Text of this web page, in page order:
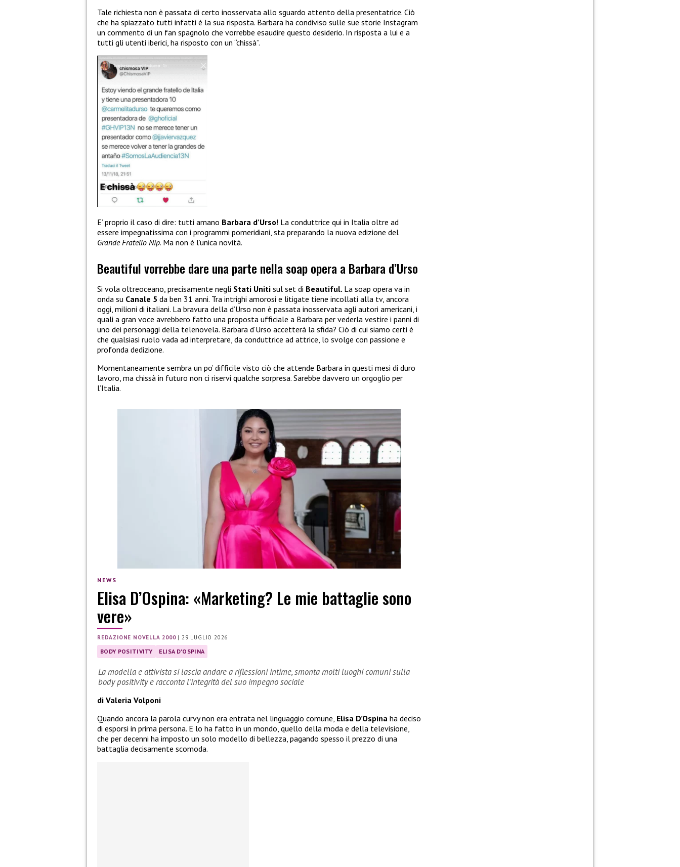
Tale richiesta non è passata di certo inosservata allo sguardo attento della presentatrice. Ciò
che ha spiazzato tutti infatti è la sua risposta. Barbara ha condiviso sulle sue storie Instagram
un commento di un fan spagnolo che vorrebbe esaudire questo desiderio. In risposta a lui e a
tutti gli utenti iberici, ha risposto con un “chissà”.
E’ proprio il caso di dire: tutti amano Barbara d’Urso! La conduttrice qui in Italia oltre ad
essere impegnatissima con i programmi pomeridiani, sta preparando la nuova edizione del
Grande Fratello Nip. Ma non è l’unica novità.
Beautiful vorrebbe dare una parte nella soap opera a Barbara d’Urso
Si vola oltreoceano, precisamente negli Stati Uniti sul set di Beautiful. La soap opera va in
onda su Canale 5 da ben 31 anni. Tra intrighi amorosi e litigate tiene incollati alla tv, ancora
oggi, milioni di italiani. La bravura della d’Urso non è passata inosservata agli autori americani, i
quali a gran voce avrebbero fatto una proposta ufficiale a Barbara per vederla vestire i panni di
uno dei personaggi della telenovela. Barbara d’Urso accetterà la sfida? Ciò di cui siamo certi è
che qualsiasi ruolo vada ad interpretare, da conduttrice ad attrice, lo svolge con passione e
profonda dedizione.
Momentaneamente sembra un po’ difficile visto ciò che attende Barbara in questi mesi di duro
lavoro, ma chissà in futuro non ci riservi qualche sorpresa. Sarebbe davvero un orgoglio per
l’Italia.
NEWS
Elisa D’Ospina: «Marketing? Le mie battaglie sono
vere»
REDAZIONE NOVELLA 2000|29 LUGLIO 2026
BODY POSITIVITY ELISA D'OSPINA
La modella e attivista si lascia andare a riflessioni intime, smonta molti luoghi comuni sulla
body positivity e racconta l’integrità del suo impegno sociale
di Valeria Volponi
Quando ancora la parola curvy non era entrata nel linguaggio comune, Elisa D’Ospina ha deciso
di esporsi in prima persona. E lo ha fatto in un mondo, quello della moda e della televisione,
che per decenni ha imposto un solo modello di bellezza, pagando spesso il prezzo di una
battaglia decisamente scomoda.